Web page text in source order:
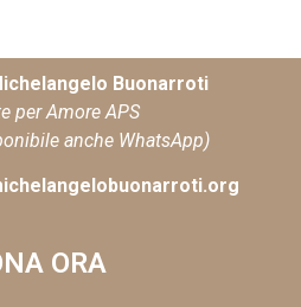
Buonarroti
per Amore APS
anche WhatsApp)
ORA